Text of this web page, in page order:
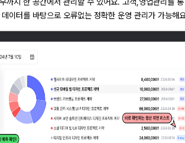
이터를 바탕으로 오류없는 정확한 운영 관리가 가능해